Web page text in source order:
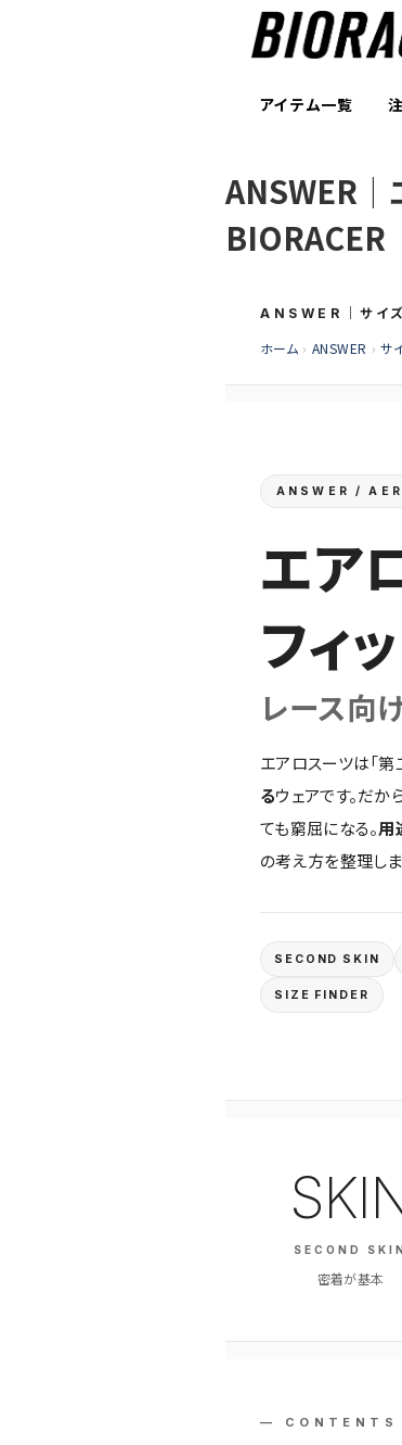
アイテム一覧
ANSWER
BIORACER
ANSWER｜サイズ
ホーム › ANSWER › サ
ANSWER /
エア
フィ
レース向
エアロスーツは「第
るウェアです。だ
ても窮屈になる。用
の考え方を整理しま
SECOND SKIN
SIZE FINDER
SECOND SKIN
密着が基本
— CONTENTS